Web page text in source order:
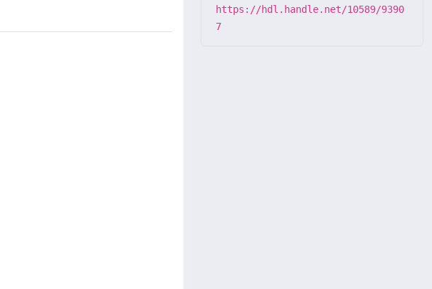
https://hdl.handle.net/10589/9390
7